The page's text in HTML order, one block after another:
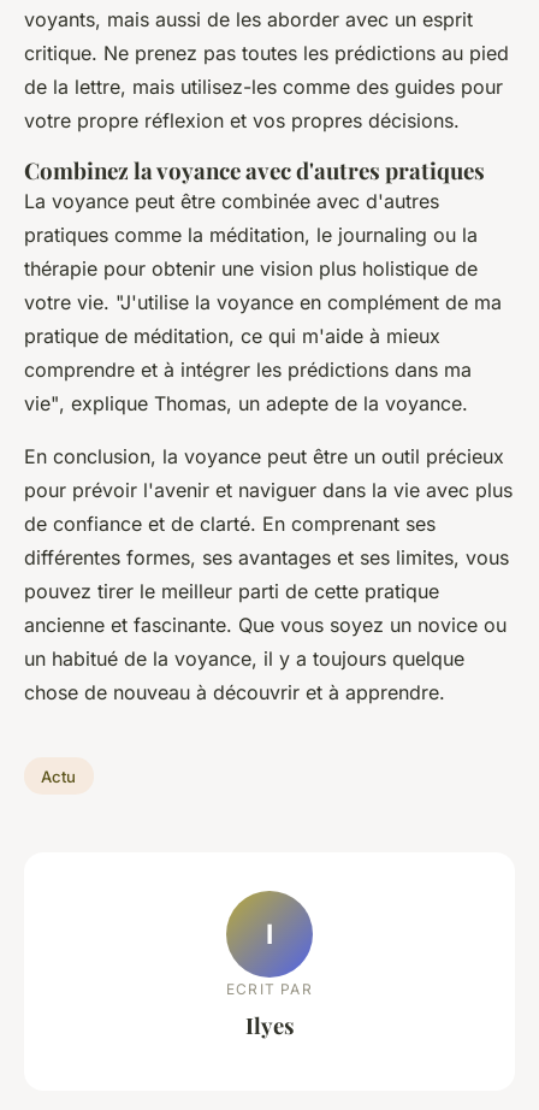
voyants, mais aussi de les aborder avec un esprit
critique. Ne prenez pas toutes les prédictions au pied
de la lettre, mais utilisez-les comme des guides pour
votre propre réflexion et vos propres décisions.
Combinez la voyance avec d'autres pratiques
La voyance peut être combinée avec d'autres
pratiques comme la méditation, le journaling ou la
thérapie pour obtenir une vision plus holistique de
votre vie. "J'utilise la voyance en complément de ma
pratique de méditation, ce qui m'aide à mieux
comprendre et à intégrer les prédictions dans ma
vie", explique Thomas, un adepte de la voyance.
En conclusion, la voyance peut être un outil précieux
pour prévoir l'avenir et naviguer dans la vie avec plus
de confiance et de clarté. En comprenant ses
différentes formes, ses avantages et ses limites, vous
pouvez tirer le meilleur parti de cette pratique
ancienne et fascinante. Que vous soyez un novice ou
un habitué de la voyance, il y a toujours quelque
chose de nouveau à découvrir et à apprendre.
Actu
I
ECRIT PAR
Ilyes